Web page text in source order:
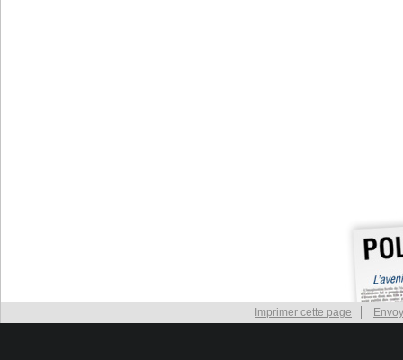
Imprimer cette page